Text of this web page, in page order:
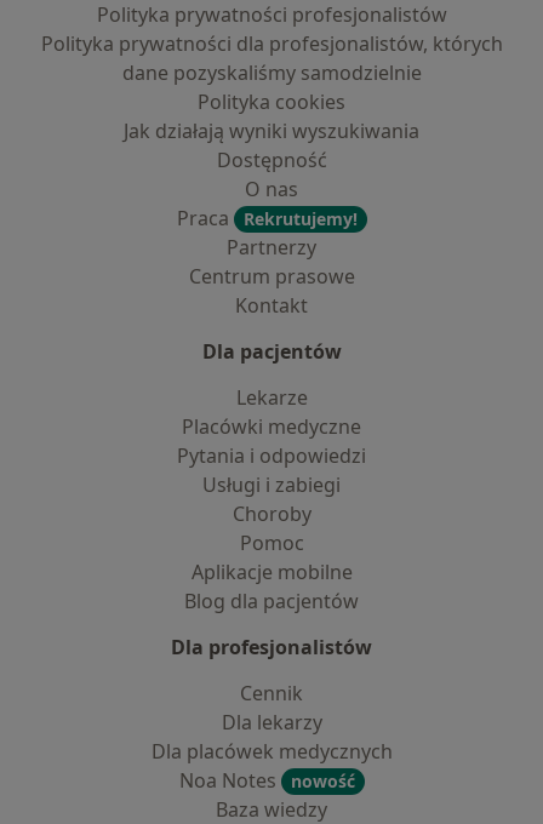
Polityka prywatności profesjonalistów
Polityka prywatności dla profesjonalistów, których
dane pozyskaliśmy samodzielnie
Polityka cookies
Jak działają wyniki wyszukiwania
Dostępność
O nas
Praca
Rekrutujemy!
Partnerzy
Centrum prasowe
Kontakt
Dla pacjentów
Lekarze
Placówki medyczne
Pytania i odpowiedzi
Usługi i zabiegi
Choroby
Pomoc
Aplikacje mobilne
Blog dla pacjentów
Dla profesjonalistów
Cennik
Dla lekarzy
Dla placówek medycznych
Noa Notes
nowość
Baza wiedzy